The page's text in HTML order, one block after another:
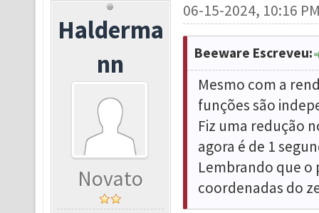
Halderma
nn
Novato
06-15-2024, 10:16
Beeware Escreveu:
Mesmo com a
funções são
Fiz uma redução
agora é de 1
Lembrando que o
coordenadas do